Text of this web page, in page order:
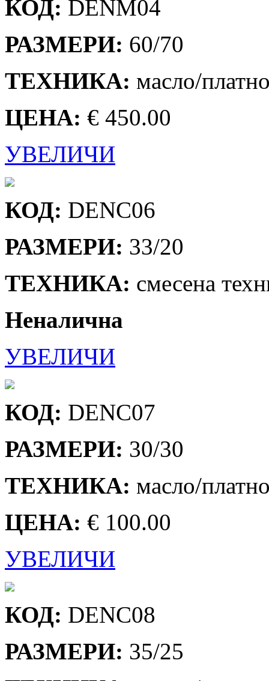
КОД: DENМ04
РАЗМЕРИ: 60/70
ТЕХНИКА: масло/
ЦЕНА: € 450.00
УВЕЛИЧИ
КОД: DENC06
РАЗМЕРИ: 33/20
ТЕХНИКА: смесена
Неналична
УВЕЛИЧИ
КОД: DENC07
РАЗМЕРИ: 30/30
ТЕХНИКА: масло/
ЦЕНА: € 100.00
УВЕЛИЧИ
КОД: DENC08
РАЗМЕРИ: 35/25